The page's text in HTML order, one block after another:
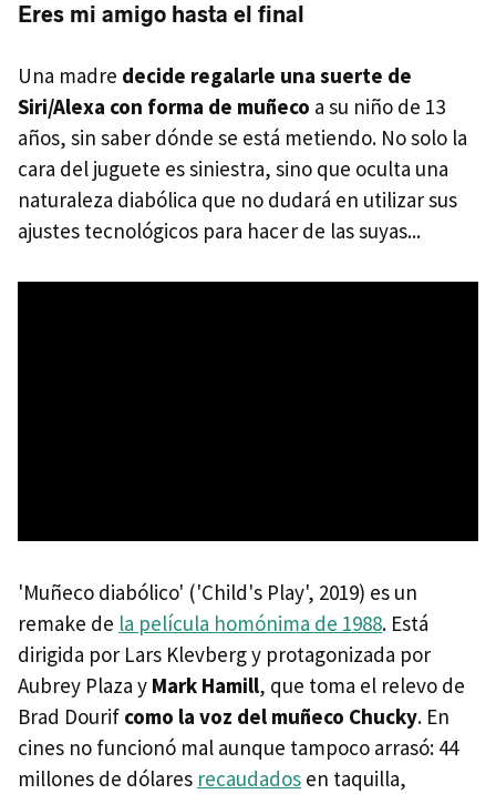
Eres mi amigo hasta el final
Una madre decide regalarle una suerte de
Siri/Alexa con forma de muñeco a su niño de 13
años, sin saber dónde se está metiendo. No solo la
cara del juguete es siniestra, sino que oculta una
naturaleza diabólica que no dudará en utilizar sus
ajustes tecnológicos para hacer de las suyas...
'Muñeco diabólico' ('Child's Play', 2019) es un
remake de la película homónima de 1988. Está
dirigida por Lars Klevberg y protagonizada por
Aubrey Plaza y Mark Hamill, que toma el relevo de
Brad Dourif como la voz del muñeco Chucky. En
cines no funcionó mal aunque tampoco arrasó: 44
millones de dólares recaudados en taquilla,